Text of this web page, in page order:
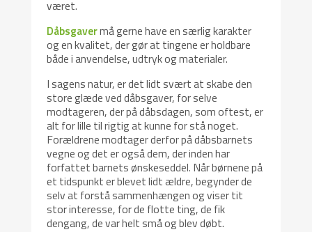
været.
Dåbsgavermå gerne have en særlig karakter
og en kvalitet, der gør at tingene er holdbare
både i anvendelse, udtryk og materialer.
I sagens natur, er det lidt svært at skabe den
store glæde ved dåbsgaver, for selve
modtageren, der på dåbsdagen, som oftest, er
alt for lille til rigtig at kunne for stå noget.
Forældrene modtager derfor på dåbsbarnets
vegne og det er også dem, der inden har
forfattet barnets ønskeseddel. Når børnene på
et tidspunkt er blevet lidt ældre, begynder de
selv at forstå sammenhængen og viser tit
stor interesse, for de flotte ting, de fik
dengang, de var helt små og blev døbt.